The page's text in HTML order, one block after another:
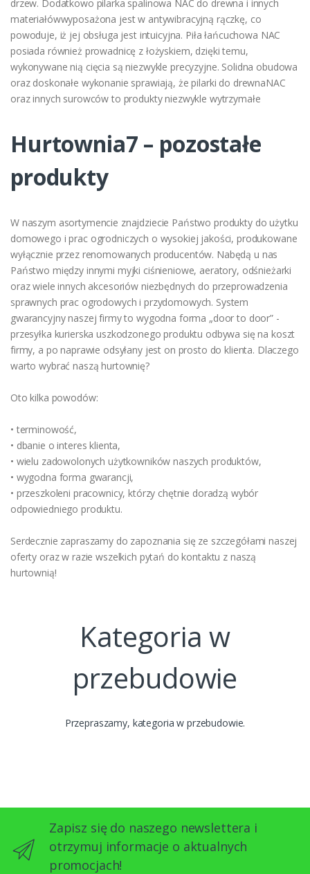
drzew. Dodatkowo pilarka spalinowa NAC do drewna i innych
materiałówwyposażona jest w antywibracyjną rączkę, co
powoduje, iż jej obsługa jest intuicyjna. Piła łańcuchowa NAC
posiada również prowadnicę z łożyskiem, dzięki temu,
wykonywane nią cięcia są niezwykle precyzyjne. Solidna obudowa
oraz doskonałe wykonanie sprawiają, że pilarki do drewnaNAC
oraz innych surowców to produkty niezwykle wytrzymałe
Hurtownia7 – pozostałe
produkty
W naszym asortymencie znajdziecie Państwo produkty do użytku
domowego i prac ogrodniczych o wysokiej jakości, produkowane
wyłącznie przez renomowanych producentów. Nabędą u nas
Państwo między innymi myjki ciśnieniowe, aeratory, odśnieżarki
oraz wiele innych akcesoriów niezbędnych do przeprowadzenia
sprawnych prac ogrodowych i przydomowych. System
gwarancyjny naszej firmy to wygodna forma „door to door” -
przesyłka kurierska uszkodzonego produktu odbywa się na koszt
firmy, a po naprawie odsyłany jest on prosto do klienta. Dlaczego
warto wybrać naszą hurtownię?
Oto kilka powodów:
• terminowość,
• dbanie o interes klienta,
• wielu zadowolonych użytkowników naszych produktów,
• wygodna forma gwarancji,
• przeszkoleni pracownicy, którzy chętnie doradzą wybór
odpowiedniego produktu.
Serdecznie zapraszamy do zapoznania się ze szczegółami naszej
oferty oraz w razie wszelkich pytań do kontaktu z naszą
hurtownią!
Kategoria w
przebudowie
Przepraszamy, kategoria w przebudowie.
Zapisz się do naszego newslettera i
otrzymuj informacje o aktualnych
promocjach!